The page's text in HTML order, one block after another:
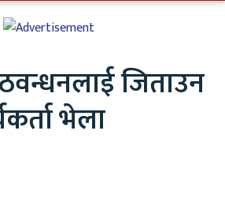
जिताउन
भेला